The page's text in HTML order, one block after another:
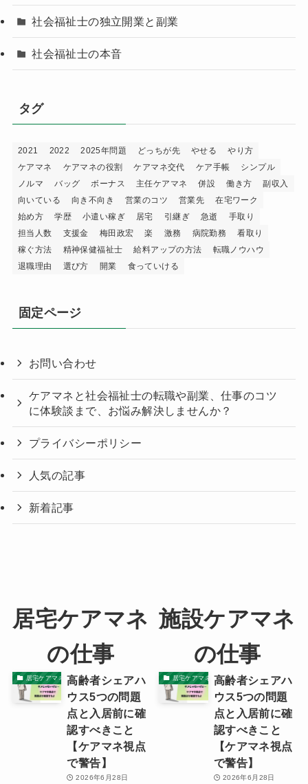
社会福祉士の独立開業と副業
社会福祉士の本音
タグ
2021 2022 2025年問題 どっちが先 やせる
やり方
ケアマネ
ケアマネの役割 ケアマネ交代 ケア手帳
シンプル
ノルマ
バッグ ボーナス 主任ケアマネ 併設 働き方
副収入
向いている
向き不向き 営業のコツ 営業先
在宅ワーク
始め方
学歴 小遣い稼ぎ 居宅 引継ぎ 急逝
手取り
担当人数
支援金 梅田政宏 楽 激務 病院勤務
看取り
稼ぐ方法
精神保健福祉士 給料アップの方法
転職ノウハウ
退職理由
選び方 開業 食っていける
固定ページ
お問い合わせ
ケアマネと社会福祉士の転職や副業、仕事のコツ
に体験談まで、お悩み解決しませんか？
プライバシーポリシー
人気の記事
新着記事
居宅ケアマネ
の仕事
居宅ケアマネの本音高齢者シェアハ
ウス5つの問題
点と入居前に確
認すべきこと
【ケアマネ視点
で警告】
2026年6月28日
施設ケアマネ
の仕事
居宅ケアマネの本音高齢者シェアハ
ウス5つの問題
点と入居前に確
認すべきこと
【ケアマネ視点
で警告】
2026年6月28日